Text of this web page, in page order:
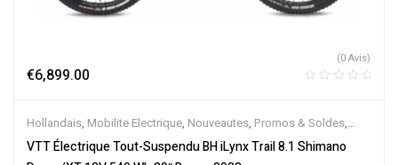
€6,899.00
(0 Avis)
Hollandais, Mobilite Electrique, Nouveautes, Promos & Soldes,
Tout-Suspendus ,Vélo électrique ville,Velos Electriques,VTT
Électriques
VTT Électrique Tout-Suspendu BH iLynx Trail 8.1 Shimano